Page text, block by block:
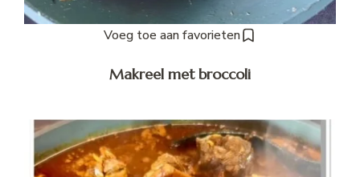
Voeg toe aan favorieten
Makreel met broccoli